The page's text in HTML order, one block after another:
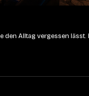
den Alltag vergessen lässt.